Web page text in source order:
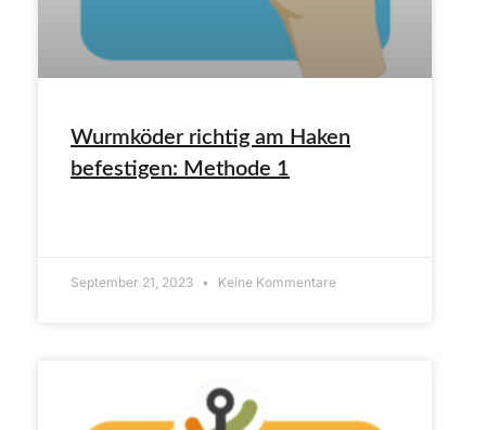
Wurmköder richtig am Haken
befestigen: Methode 1
September 21, 2023 Keine Kommentare